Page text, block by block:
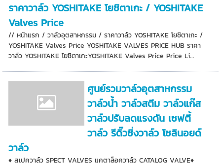
ราคาวาล์ว YOSHITAKE โยชิตาเกะ / YOSHITAKE
Valves Price
// หน้าแรก / วาล์วอุตสาหกรรม / ราคาวาล์ว YOSHITAKE โยชิตาเกะ /
YOSHITAKE Valves Price YOSHITAKE VALVES PRICE HUB ราคา
วาล์ว YOSHITAKE โยชิตาเกะYOSHITAKE Valves Price Price Li...
ศูนย์รวมวาล์วอุตสาหกรรม
วาล์วน้ำ วาล์วสตีม วาล์วแก๊ส
วาล์วปรับลดแรงดัน เซฟตี้
วาล์ว รีดิ๊วซิ่งวาล์ว โซลินอยด์
วาล์ว
♦ สเปควาล์ว SPECT VALVES แคตาล็อควาล์ว CATALOG VALVE♦